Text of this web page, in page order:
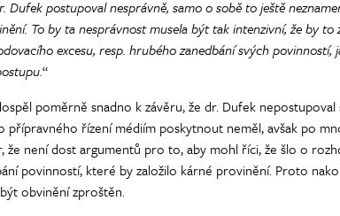
Dufek postupoval nesprávně, samo o sobě to ještě
To by ta nesprávnost musela být tak intenzivní, že by to
excesu, resp. hrubého zanedbání svých povinností,
“
poměrně snadno k závěru, že dr. Dufek
přípravného řízení médiím poskytnout neměl, avšak po
že není dost argumentů pro to, aby mohl říci, že šlo o
povinností, které by založilo kárné provinění. Proto
obvinění zproštěn.